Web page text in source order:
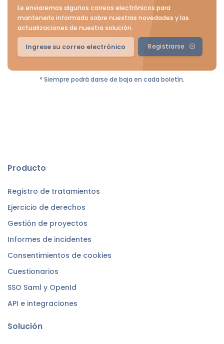
Le enviaremos algunos correos electrónicos para
mantenerlo informado sobre nuestras novedades y las
actualizaciones de nuestra solución.
Registrarse
* Siempre podrá darse de baja en cada boletín.
Producto
Registro de tratamientos
Ejercicio de derechos
Gestión de proyectos
Informes de incidentes
Consentimientos de cookies
Cuestionarios
SSO Saml y OpenId
API e integraciones
Solución